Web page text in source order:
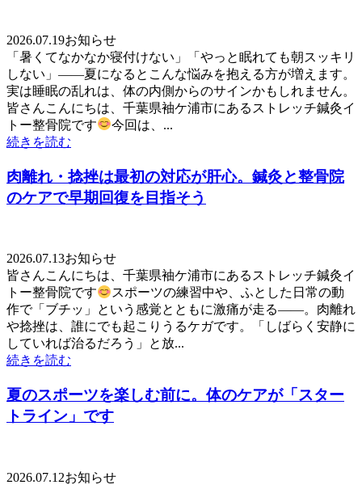
2026.07.19お知らせ
「暑くてなかなか寝付けない」「やっと眠れても朝スッキリ
しない」——夏になるとこんな悩みを抱える方が増えます。
実は睡眠の乱れは、体の内側からのサインかもしれません。
皆さんこんにちは、千葉県袖ケ浦市にあるストレッチ鍼灸イ
トー整骨院です
今回は、...
続きを読む
肉離れ・捻挫は最初の対応が肝心。鍼灸と整骨院
のケアで早期回復を目指そう
2026.07.13お知らせ
皆さんこんにちは、千葉県袖ケ浦市にあるストレッチ鍼灸イ
トー整骨院です
スポーツの練習中や、ふとした日常の動
作で「ブチッ」という感覚とともに激痛が走る——。肉離れ
や捻挫は、誰にでも起こりうるケガです。「しばらく安静に
していれば治るだろう」と放...
続きを読む
夏のスポーツを楽しむ前に。体のケアが「スター
トライン」です
2026.07.12お知らせ